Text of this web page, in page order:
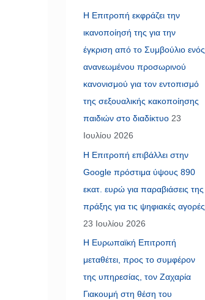
Η Επιτροπή εκφράζει την
ικανοποίησή της για την
έγκριση από το Συμβούλιο ενός
ανανεωμένου προσωρινού
κανονισμού για τον εντοπισμό
της σεξουαλικής κακοποίησης
παιδιών στο διαδίκτυο 23
Ιουλίου 2026
Η Επιτροπή επιβάλλει στην
Google πρόστιμα ύψους 890
εκατ. ευρώ για παραβιάσεις της
πράξης για τις ψηφιακές αγορές
23 Ιουλίου 2026
Η Ευρωπαϊκή Επιτροπή
μεταθέτει, προς το συμφέρον
της υπηρεσίας, τον Ζαχαρία
Γιακουμή στη θέση του